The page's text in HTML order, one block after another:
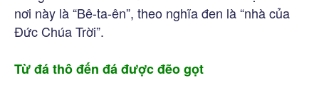
nơi này là “Bê-ta-ên”, theo nghĩa đen là “nhà của
Đức Chúa Trời”.
Từ đá thô đến đá được đẽo gọt